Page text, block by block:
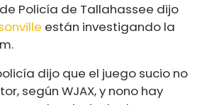
Policía de Tallahassee dijo
están investigando la
dijo que el juego sucio no
según WJAX, y nono hay